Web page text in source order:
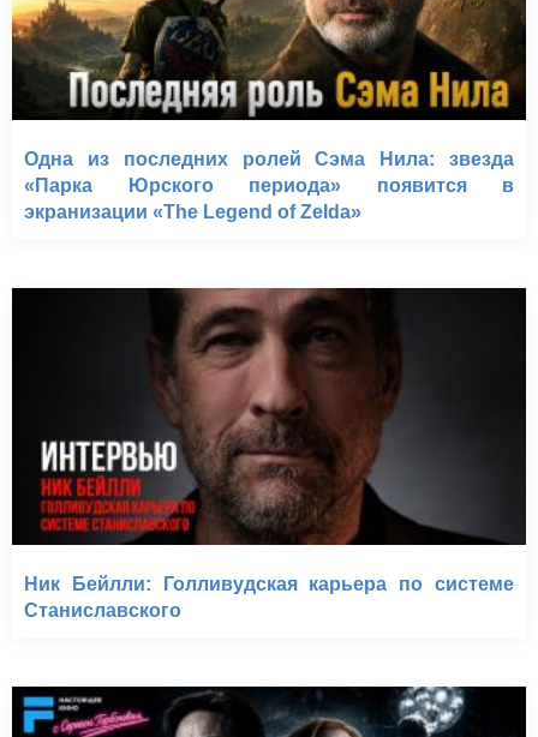
Одна из последних ролей Сэма Нила: звезда
«Парка Юрского периода» появится в
экранизации «The Legend of Zelda»
Ник Бейлли: Голливудская карьера по системе
Станиславского